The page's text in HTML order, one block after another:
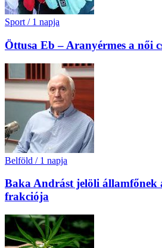
Sport / 1 napja
Öttusa Eb – Aranyérmes a női
Belföld / 1 napja
Baka Andrást jelöli államfőnek
frakciója